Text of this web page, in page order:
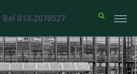
013-2070527